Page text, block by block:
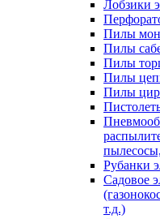
Лобзики
Пилы
Пилы
Пилы
Пилы
Пилы
Рубанки
Садовое
т.д.)